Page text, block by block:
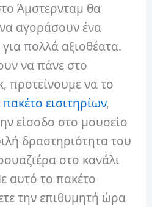
Άμστερνταμ θα
αγοράσουν ένα
πολλά αξιοθέατα.
να πάνε στο
προτείνουμε να το
εισιτηρίων,
είσοδο στο μουσείο
δραστηριότητα του
στο κανάλι
αυτό το πακέτο
την επιθυμητή ώρα